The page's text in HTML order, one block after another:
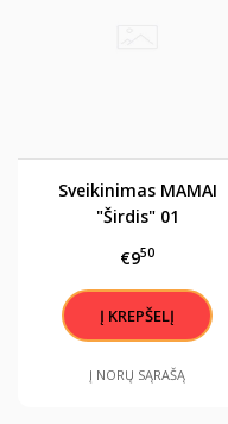
Sveikinimas MAMAI
"Širdis" 01
€950
Į NORŲ SĄRAŠĄ